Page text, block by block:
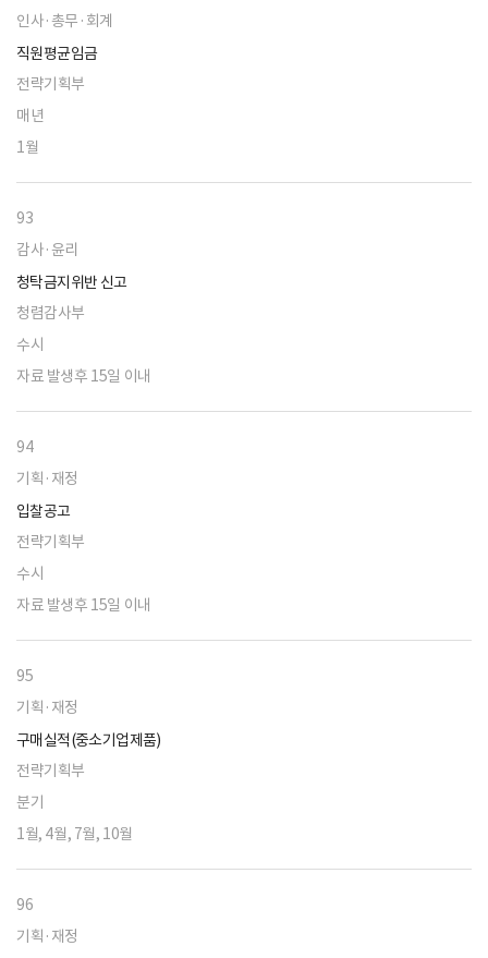
인사·총무·회계
직원평균임금
전략기획부
매년
1월
93
감사·윤리
청탁금지위반 신고
청렴감사부
수시
자료 발생후 15일 이내
94
기획·재정
입찰공고
전략기획부
수시
자료 발생후 15일 이내
95
기획·재정
구매실적(중소기업제품)
전략기획부
분기
1월, 4월, 7월, 10월
96
기획·재정